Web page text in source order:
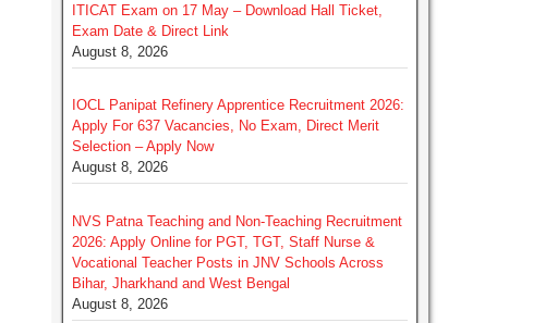
ITICAT Exam on 17 May – Download Hall Ticket,
Exam Date & Direct Link
August 8, 2026
IOCL Panipat Refinery Apprentice Recruitment 2026:
Apply For 637 Vacancies, No Exam, Direct Merit
Selection – Apply Now
August 8, 2026
NVS Patna Teaching and Non-Teaching Recruitment
2026: Apply Online for PGT, TGT, Staff Nurse &
Vocational Teacher Posts in JNV Schools Across
Bihar, Jharkhand and West Bengal
August 8, 2026